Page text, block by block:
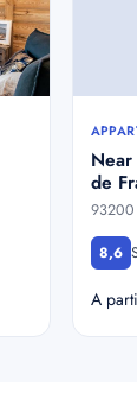
de
93200
8,6
A